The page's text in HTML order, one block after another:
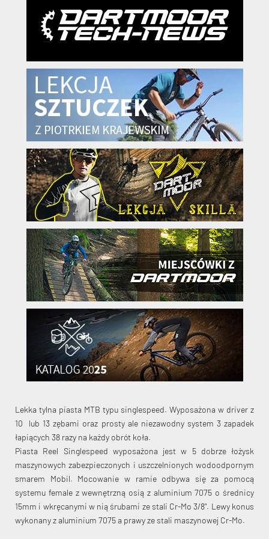
KryptoFlex Key Cable
34,90 zł* 89,00 zł*
Lekka tylna piasta MTB typu singlespeed. Wyposażona w driver z
10 lub 13 zębami oraz prosty ale niezawodny system 3 zapadek
łapiących 38 razy na każdy obrót koła.
Piasta Reel Singlespeed wyposażona jest w 5 dobrze łożysk
maszynowych zabezpieczonych i uszczelnionych wodoodpornym
smarem Mobil. Mocowanie w ramie odbywa się za pomocą
systemu female z wewnętrzną osią z aluminium 7075 o średnicy
15mm i wkręcanymi w nią śrubami ze stali Cr-Mo 3/8". Lewy konus
wykonany z aluminium 7075 a prawy ze stali maszynowej Cr-Mo.